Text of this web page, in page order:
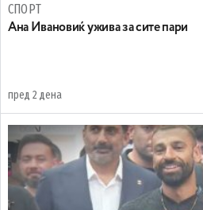
СПОРТ
Ана Ивановиќ ужива за сите пари
пред 2 дена